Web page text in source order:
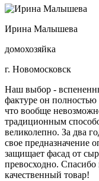
Ирина Малышева
домохозяйка
г. Новомосковск
Наш выбор -
фактуре он полностью
что вообще
традиционным
великолепно. За два
свое предназначение
защищает фасад от
превосходно.
качественный товар!